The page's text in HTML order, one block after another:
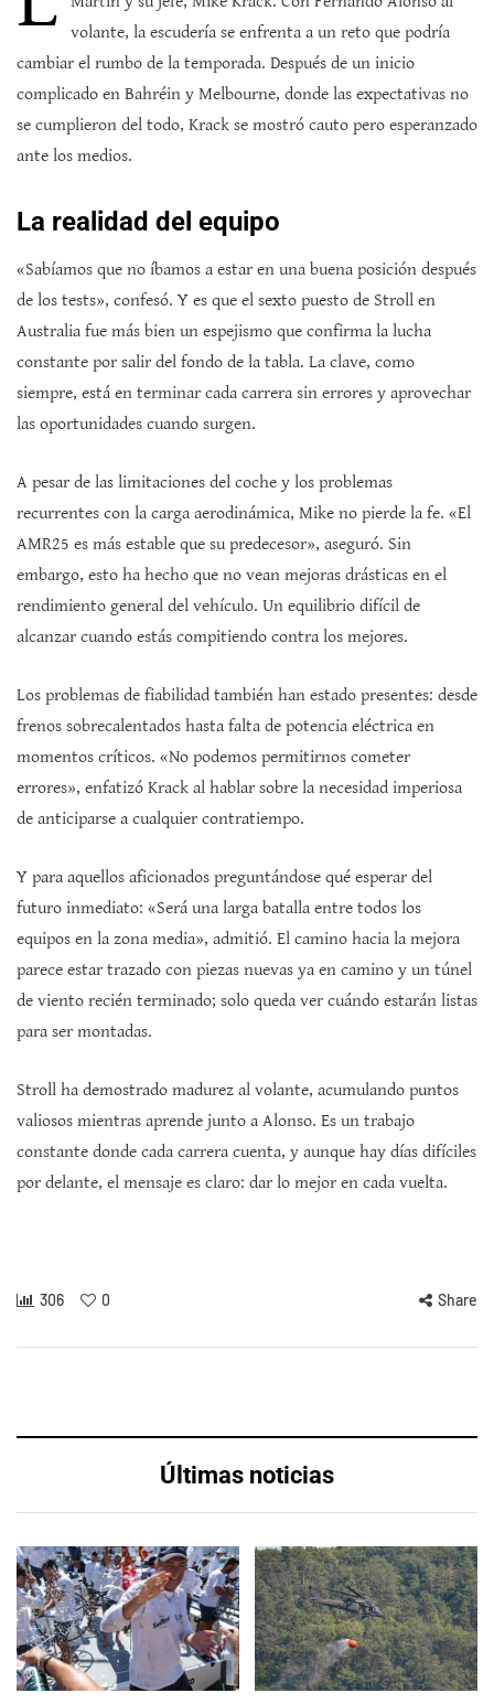
volante, la escudería se enfrenta a un reto que podría
cambiar el rumbo de la temporada. Después de un inicio
complicado en Bahréin y Melbourne, donde las expectativas no
se cumplieron del todo, Krack se mostró cauto pero esperanzado
ante los medios.
La realidad del equipo
«Sabíamos que no íbamos a estar en una buena posición después
de los tests», confesó. Y es que el sexto puesto de Stroll en
Australia fue más bien un espejismo que confirma la lucha
constante por salir del fondo de la tabla. La clave, como
siempre, está en terminar cada carrera sin errores y aprovechar
las oportunidades cuando surgen.
A pesar de las limitaciones del coche y los problemas
recurrentes con la carga aerodinámica, Mike no pierde la fe. «El
AMR25 es más estable que su predecesor», aseguró. Sin
embargo, esto ha hecho que no vean mejoras drásticas en el
rendimiento general del vehículo. Un equilibrio difícil de
alcanzar cuando estás compitiendo contra los mejores.
Los problemas de fiabilidad también han estado presentes: desde
frenos sobrecalentados hasta falta de potencia eléctrica en
momentos críticos. «No podemos permitirnos cometer
errores», enfatizó Krack al hablar sobre la necesidad imperiosa
de anticiparse a cualquier contratiempo.
Y para aquellos aficionados preguntándose qué esperar del
futuro inmediato: «Será una larga batalla entre todos los
equipos en la zona media», admitió. El camino hacia la mejora
parece estar trazado con piezas nuevas ya en camino y un túnel
de viento recién terminado; solo queda ver cuándo estarán listas
para ser montadas.
Stroll ha demostrado madurez al volante, acumulando puntos
valiosos mientras aprende junto a Alonso. Es un trabajo
constante donde cada carrera cuenta, y aunque hay días difíciles
por delante, el mensaje es claro: dar lo mejor en cada vuelta.
306 0 Share
Últimas noticias